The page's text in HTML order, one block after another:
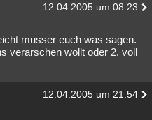
12.04.2005 um 08:23
musser euch was sagen.
verarschen wollt oder 2. voll
12.04.2005 um 21:54